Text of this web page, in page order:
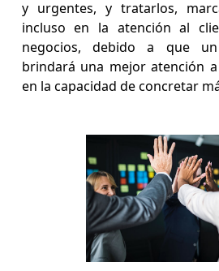
y urgentes, y tratarlos,
incluso en la atención al
negocios, debido a que
brindará una mejor atención
en la capacidad de concretar